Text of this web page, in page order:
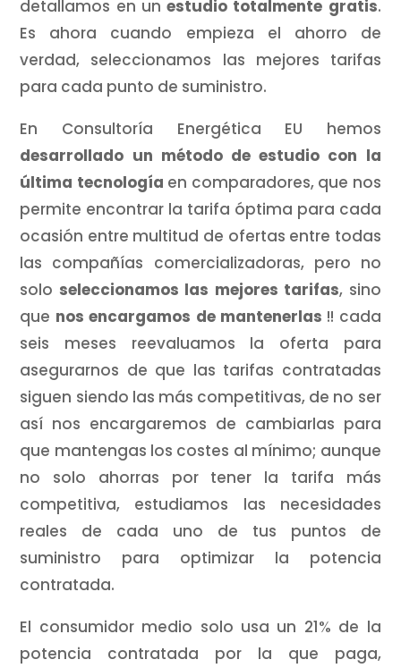
detallamos en unestudio totalmente gratis.
Es ahora cuando empieza el ahorro de
verdad, seleccionamos las mejores tarifas
para cada punto de suministro.
En Consultoría Energética EU hemos
desarrollado un método de estudio con la
última tecnología en comparadores, que nos
permite encontrar la tarifa óptima para cada
ocasión entre multitud de ofertas entre todas
las compañías comercializadoras, pero no
solo seleccionamos las mejores tarifas, sino
que nos encargamos de mantenerlas !! cada
seis meses reevaluamos la oferta para
asegurarnos de que las tarifas contratadas
siguen siendo las más competitivas, de no ser
así nos encargaremos de cambiarlas para
que mantengas los costes al mínimo; aunque
no solo ahorras por tener la tarifa más
competitiva, estudiamos las necesidades
reales de cada uno de tus puntos de
suministro para optimizar la potencia
contratada.
El consumidor medio solo usa un 21% de la
potencia contratada por la que paga,